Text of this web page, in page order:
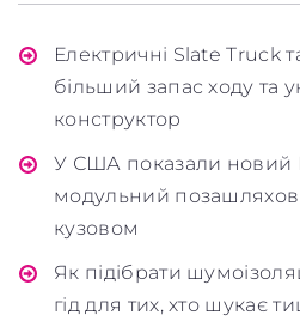
Електричні Slate Truck
більший запас ходу та
конструктор
У США показали новий
модульний
кузовом
Як підібрати
гід для тих, хто шукає